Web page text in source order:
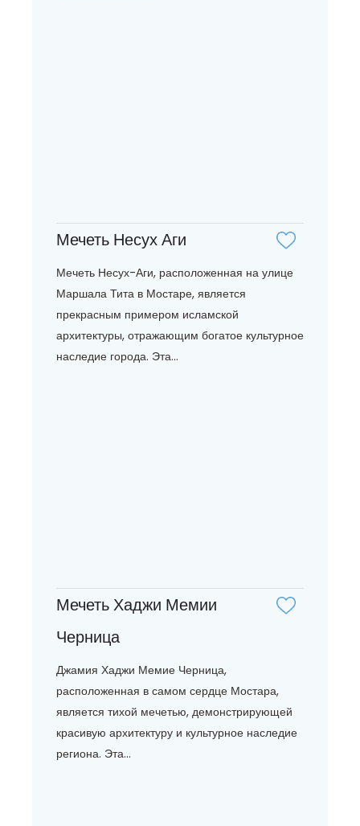
Мечеть Несух Аги
Мечеть Несух-Аги, расположенная на улице
Маршала Тита в Мостаре, является
прекрасным примером исламской
архитектуры, отражающим богатое культурное
наследие города. Эта...
Мечеть Хаджи Мемии
Черница
Джамия Хаджи Мемие Черница,
расположенная в самом сердце Мостара,
является тихой мечетью, демонстрирующей
красивую архитектуру и культурное наследие
региона. Эта...